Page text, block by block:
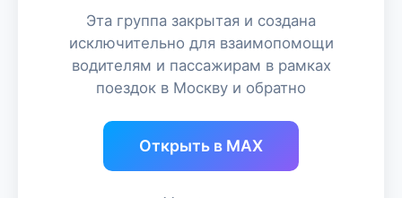
Эта группа закрытая и создана
исключительно для взаимопомощи
водителям и пассажирам в рамках
поездок в Москву и обратно
Открыть в MAX